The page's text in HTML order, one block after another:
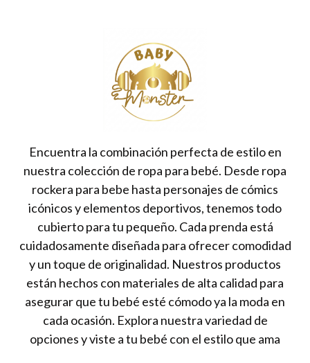
Encuentra la combinación perfecta de estilo en
nuestra colección de ropa para bebé. Desde ropa
rockera para bebe hasta personajes de cómics
icónicos y elementos deportivos, tenemos todo
cubierto para tu pequeño. Cada prenda está
cuidadosamente diseñada para ofrecer comodidad
y un toque de originalidad. Nuestros productos
están hechos con materiales de alta calidad para
asegurar que tu bebé esté cómodo ya la moda en
cada ocasión. Explora nuestra variedad de
opciones y viste a tu bebé con el estilo que ama